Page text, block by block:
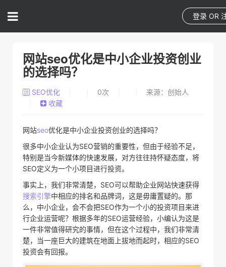
登录 OR
网站seo优化是中小企业投资创业
的选择吗？
SEO优化 0次
来源：创始人
收藏
网站seo优化是中小企业投资创业的选择吗？
很多中小企业认为SEO营销的重要性，但由于经验不足，
特别是当今新媒体的快速发展，对方往往持怀疑态度，将
SEO定义为一个小项目进行投资。
事实上，我们非常清楚，SEO可以帮助企业网站快速获得
搜索引擎中相应的排名和品牌词，这是毋庸置疑的。那
么，中小企业，会不会把SEO作为一个小的投资项目来进
行企业运营呢？根据多年的SEO运营经验，小编认为这是
一件非常值得研究的事情，但在这个过程中，我们非常清
楚，当一座巨大的建筑在地面上拔地而起时，相应的SEO
投资会有回报。